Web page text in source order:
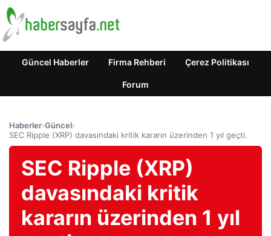
Güncel Haberler Firma Rehberi Çerez Politikası
Forum
Haberler›Güncel›
SEC Ripple (XRP) davasındaki kritik kararın üzerinden 1 yıl geçti.
SEC Ripple (XRP)
davasındaki kritik
kararın üzerinden 1 yıl